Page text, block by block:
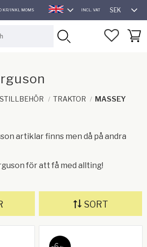
KR/INKL MOMS
ENGLISH
INCL. VAT SEK
TRAKTOR
MASSEY
artiklar finns men då på andra
för att få med allting!
SORT